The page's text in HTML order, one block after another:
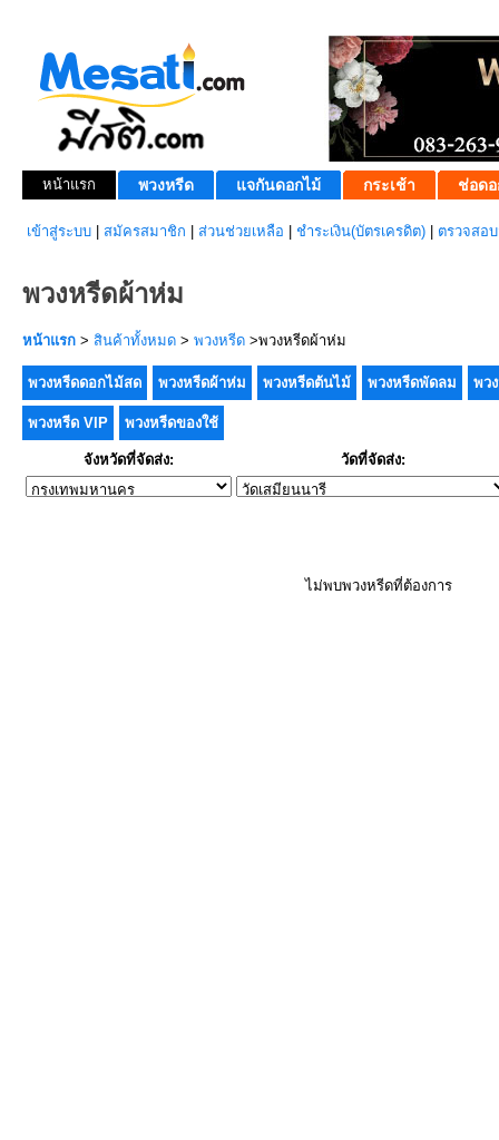
หน้าแรก พวงหรีด แจกันดอกไม้ กระเช้า ช่อดอ
เข้าสู่ระบบ สมัครสมาชิก ส่วนช่วยเหลือ ชำระเงิน(บัตรเครดิต) ตรวจสอ
พวงหรีดผ้าห่ม
หน้าแรก > สินค้าทั้งหมด > พวงหรีด >พวงหรีดผ้าห่ม
พวงหรีดดอกไม้สด พวงหรีดผ้าห่ม พวงหรีดต้นไม้ พวงหรีดพัดลม พว
พวงหรีด VIP พวงหรีดของใช้
จังหวัดที่จัดส่ง: วัดที่จัดส่ง:
ไม่พบพวงหรีดที่ต้องการ